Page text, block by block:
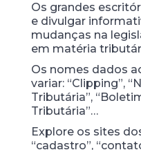
Os grandes
e divulgar
mudanças na
em matéria
Os nomes dados
variar: “Clipping”,
Tributária”,
Tributária”…
Explore os sites
“cadastro”,